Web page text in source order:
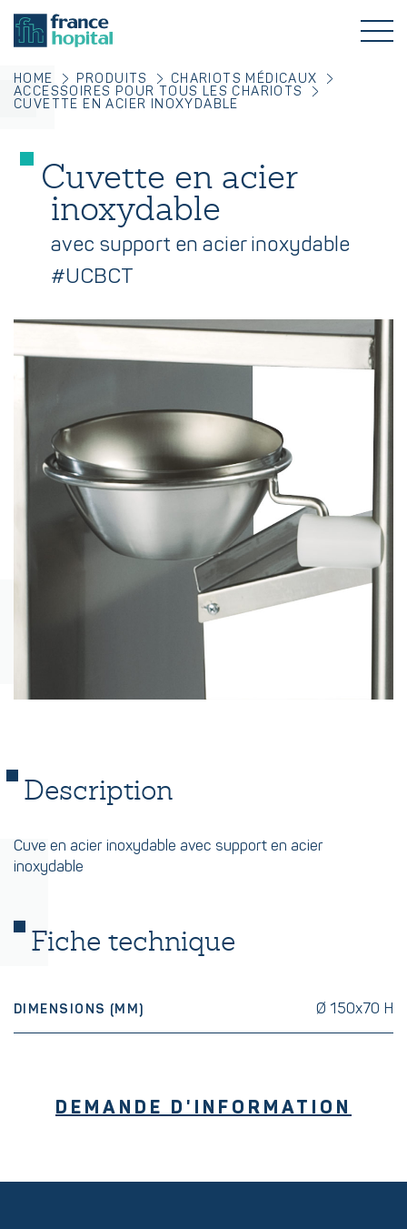
HOME PRODUITS
CHARIOTS MÉDICAUX
ACCESSOIRES POUR TOUS LES CHARIOTS
CUVETTE EN ACIER INOXYDABLE
Cuvette en acier
inoxydable
avec support en acier inoxydable
#UCBCT
Description
Cuve en acier inoxydable avec support en acier
inoxydable
Fiche technique
DIMENSIONS (MM) Ø 150x70 H
DEMANDE D'INFORMATION